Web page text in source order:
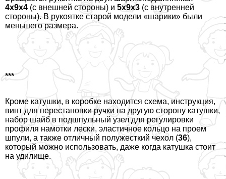
4х9х4 (с внешней стороны) и 5х9х3 (с внутренней
стороны). В рукоятке старой модели «шарики» были
меньшего размера.
***
Кроме катушки, в коробке находится схема, инструкция,
винт для перестановки ручки на другую сторону катушки,
набор шайб в подшпульный узел для регулировки
профиля намотки лески, эластичное кольцо на проем
шпули, а также отличный полужесткий чехол (36),
который можно использовать, даже когда катушка стоит
на удилище.